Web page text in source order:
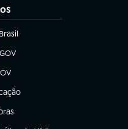
aba)
aba)
nova aba)
aba)
aba)